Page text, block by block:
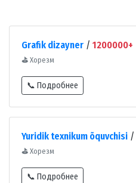
Grafik dizayner / 1200000+
⛳ Хорезм
📞 Подробнее
Yuridik texnikum õquvchisi /
⛳ Хорезм
📞 Подробнее